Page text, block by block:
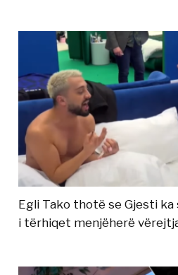
Egli Tako thotë se Gjesti ka
i tërhiqet menjëherë